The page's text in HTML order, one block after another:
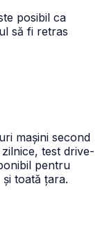
posibil ca
să fi retras
mașini second
test drive-
pentru
toată țara.